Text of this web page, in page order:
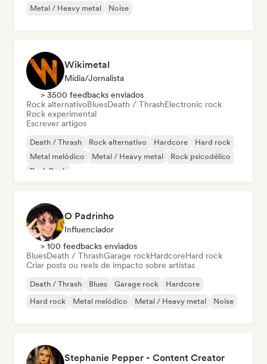
Metal / Heavy metal
Noise
Wikimetal
Mídia/Jornalista
> 3500 feedbacks enviados
Rock alternativoBluesDeath / ThrashElectronic rock
Rock experimental
Escrever artigos
Death / Thrash Rock alternativo Hardcore
Hard rock
Metal melódico
Metal / Heavy metal
Rock psicodélico
Punk Rock
O Padrinho
Influenciador
> 100 feedbacks enviados
BluesDeath / ThrashGarage rockHardcoreHard rock
Criar posts ou reels de impacto sobre artistas
Death / Thrash Blues Garage rock
Hardcore
Hard rock
Metal melódico Metal / Heavy metal Noise
Stephanie Pepper - Content Creator